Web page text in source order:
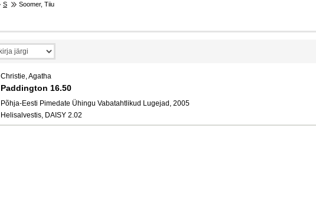
S Soomer, Tiiu
Christie, Agatha
Paddington 16.50
Põhja-Eesti Pimedate Ühingu Vabatahtlikud Lugejad, 2005
Helisalvestis, DAISY 2.02